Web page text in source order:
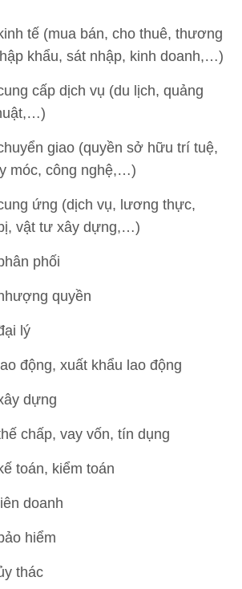
tế (mua bán, cho thuê, thương
khẩu, sát nhập, kinh doanh,…)
cấp dịch vụ (du lịch, quảng
giao (quyền sở hữu trí tuệ,
móc, công nghệ,…)
ứng (dịch vụ, lương thực,
vật tư xây dựng,…)
phối
quyền
lý
động, xuất khẩu lao động
dựng
chấp, vay vốn, tín dụng
toán, kiểm toán
doanh
hiểm
thác